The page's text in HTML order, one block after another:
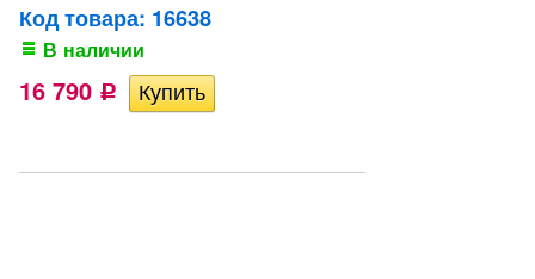
Код товара: 16638
В наличии
16 790 Р